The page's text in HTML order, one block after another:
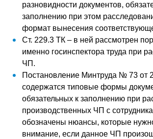
разновидности документов,
заполнению при этом
формат вынесения
Ст. 229.3 ТК – в ней рассмотрен
именно госинспектора труда при
ЧП.
Постановление Минтруда № 73 от
содержатся типовые формы
обязательных к заполнению при
производственных ЧП с
обозначены нюансы, которые
внимание, если данное ЧП